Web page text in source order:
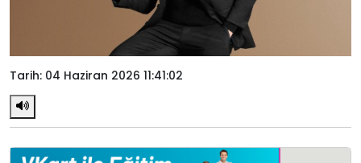
Tarih: 04 Haziran 2026 11:41:02